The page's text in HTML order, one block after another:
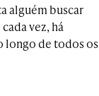
alguém buscar
vez, há
longo de todos os